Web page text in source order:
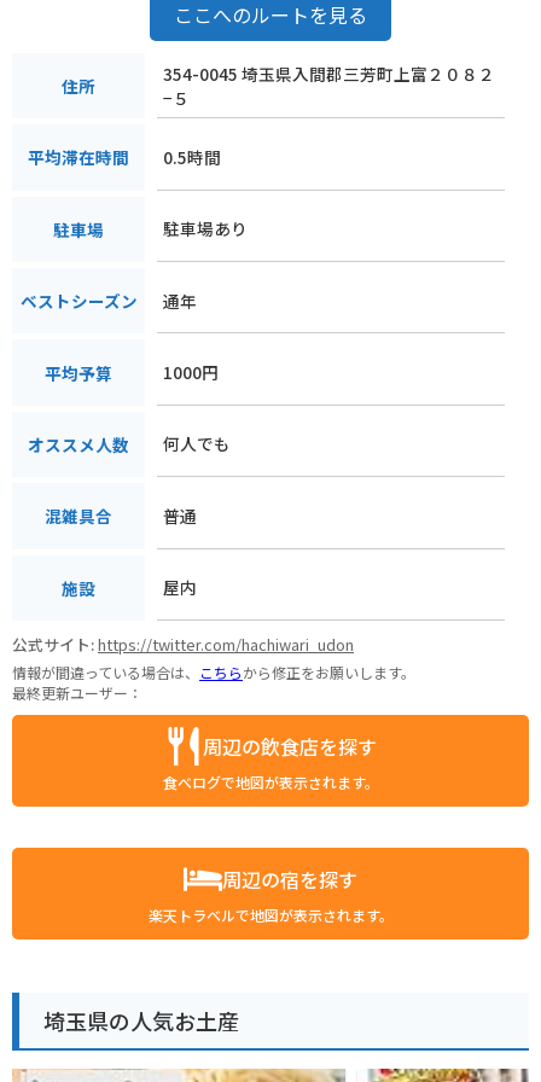
ここへのルートを見る
住所
354-0045 埼玉県入間郡三芳町上富２０８２
−５
平均滞在時間 0.5時間
駐車場 駐車場あり
ベストシーズン 通年
平均予算 1000円
オススメ人数 何人でも
混雑具合 普通
施設 屋内
公式サイト:https://twitter.com/hachiwari_udon
情報が間違っている場合は、 こちらから修正をお願いします。
最終更新ユーザー：
周辺の飲食店を探す
食べログで地図が表示されます。
周辺の宿を探す
楽天トラベルで地図が表示されます。
埼玉県の人気お土産